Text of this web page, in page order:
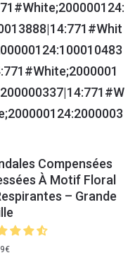
Compensées
À Motif Floral
– Grande
€